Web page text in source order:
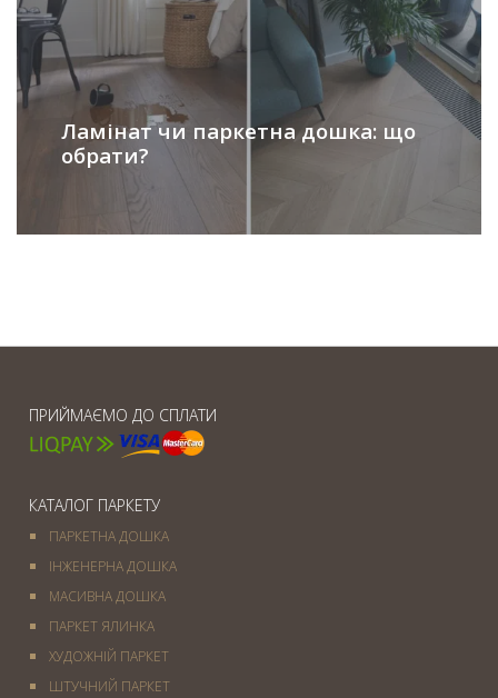
Ламінат чи паркетна дошка: що
обрати?
ПРИЙМАЄМО ДО СПЛАТИ
КАТАЛОГ ПАРКЕТУ
ПАРКЕТНА ДОШКА
ІНЖЕНЕРНА ДОШКА
МАСИВНА ДОШКА
ПАРКЕТ ЯЛИНКА
ХУДОЖНІЙ ПАРКЕТ
ШТУЧНИЙ ПАРКЕТ